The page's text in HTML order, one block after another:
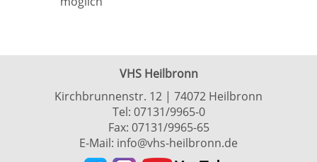
VHS Heilbronn
Kirchbrunnenstr. 12 | 74072 Heilbronn
Tel: 07131/9965-0
Fax: 07131/9965-65
E-Mail: info@vhs-heilbronn.de